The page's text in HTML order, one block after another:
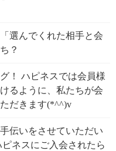
選んでくれた相手と会
？
！ ハピネスでは会員様
るように、私たちが会
だきます(*^^)v
伝いをさせていただい
ネスにご入会されたら